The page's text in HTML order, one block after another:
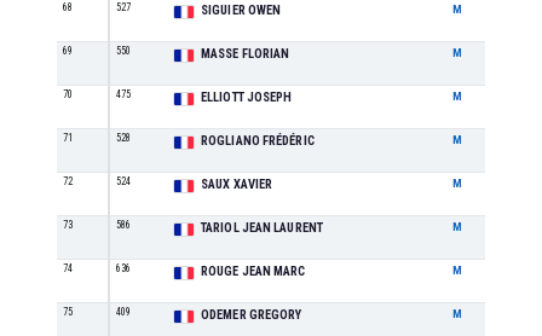
68 527 SIGUIER OWEN M
69 550 MASSE FLORIAN M
70 475 ELLIOTT JOSEPH M
71 528 ROGLIANO FRÉDÉRIC M
72 524 SAUX XAVIER M
73 586 TARIOL JEAN LAURENT M
74 636 ROUGE JEAN MARC M
75 409 ODEMER GREGORY M